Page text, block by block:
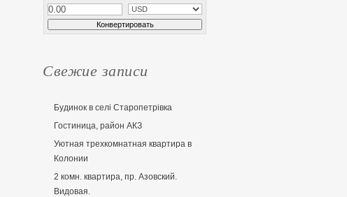
Свежие записи
Будинок в селі Старопетрівка
Гостиница, район АКЗ
Уютная трехкомнатная квартира в
Колонии
2 комн. квартира, пр. Азовский.
Видовая.